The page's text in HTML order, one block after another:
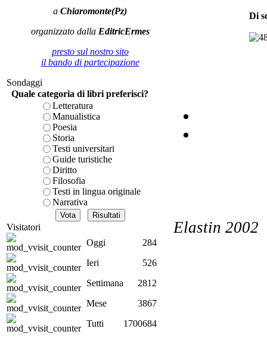
La
a Chiaromonte(Pz)
organizzato dalla EditricErmes
presto sul nostro sito
il bando di partecipazione
Sondaggi
Quale categoria di libri preferisci?
Letteratura
Manualistica
Poesia
Storia
Testi universitari
Guide turistiche
Diritto
Filosofia
Testi in lingua originale
Narrativa
Visitatori
Oggi
284
Ieri
526
Settimana
2812
Mese
3867
Tutti
1700684
Di
Elastin 2002